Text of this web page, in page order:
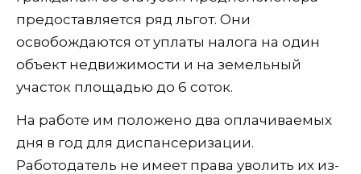
предоставляется ряд льгот. Они
освобождаются от уплаты налога на один
объект недвижимости и на земельный
участок площадью до 6 соток.
На работе им положено два оплачиваемых
дня в год для диспансеризации.
Работодатель не имеет права уволить их из-